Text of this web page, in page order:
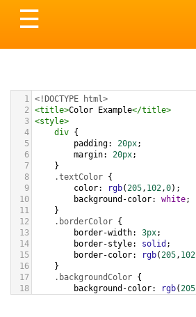
Toggle
navigation
☰
1 <!DOCTYPE html>
2
<title>Color Example</title>
3 <style>
4
div {
5
padding: 20px;
6
margin: 20px;
7
}
8
.textColor {
9
color: rgb(205, 102,0);
10
background-color: white;
11
}
12
.borderColor {
13
border-width: 3px;
14
border-style: solid ;
15
border-color: rgb(205, 102
16
}
17
.backgroundColor {
18
background-color: rgb(205